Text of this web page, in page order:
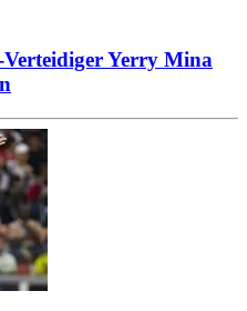
Verteidiger Yerry Mina